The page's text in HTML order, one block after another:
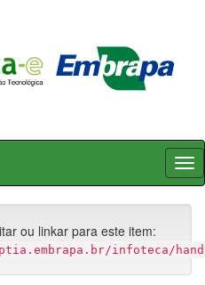
ou linkar para este item:
infoteca/